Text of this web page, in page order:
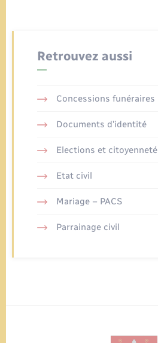
Retrouvez aussi
Concessions funéraires
Documents d’identité
Elections et citoyenneté
Etat civil
Mariage – PACS
Parrainage civil